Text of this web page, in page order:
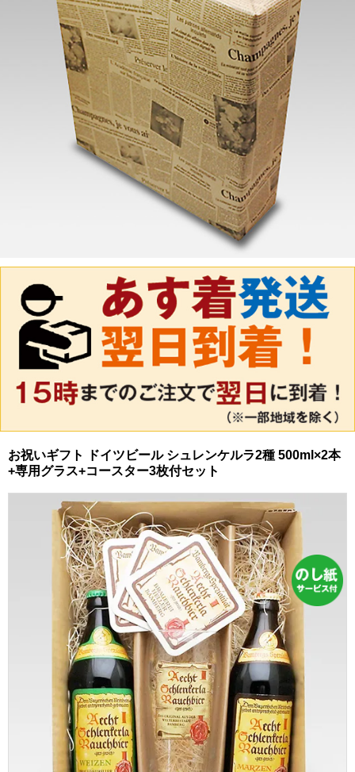
お祝いギフト ドイツビール シュレンケルラ2種 500ml×2本
+専用グラス+コースター3枚付セット